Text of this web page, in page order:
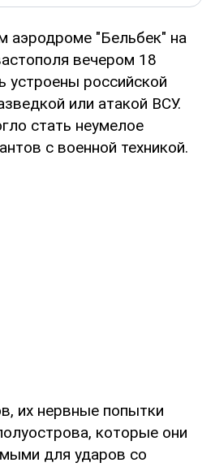
аэродроме "Бельбек" на
вечером 18
устроены российской
или атакой ВСУ.
стать неумелое
с военной техникой.
их нервные попытки
которые они
для ударов со